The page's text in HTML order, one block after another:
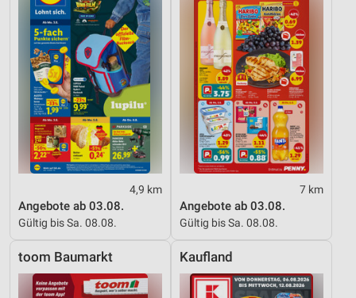
4,9 km
Angebote ab 03.08.
Gültig bis Sa. 08.08.
7 km
Angebote ab 03.08.
Gültig bis Sa. 08.08.
toom Baumarkt Kaufland